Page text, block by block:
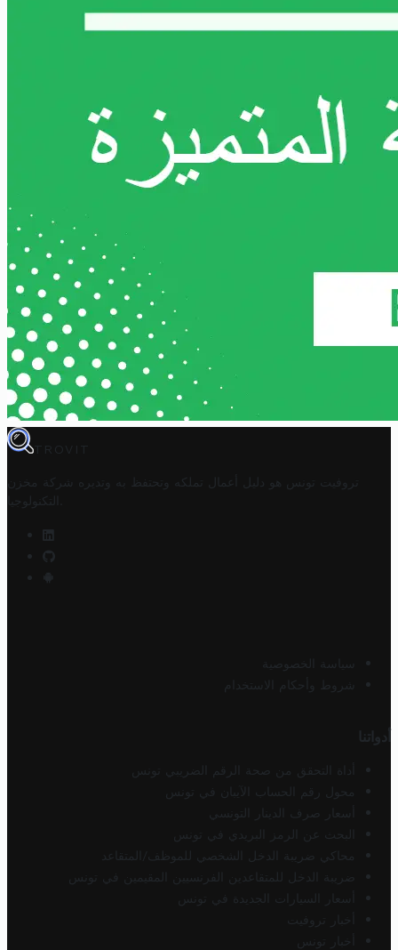
TROVIT
تروفيت تونس هو دليل أعمال تملكه وتحتفظ به وتديره
شركة مخزن
التكنولوجيا
سياسة الخصوصية
شروط وأحكام الاستخدام
أدواتنا
أداة التحقق من صحة الرقم الضريبي تونس
محول رقم الحساب الآيبان في تونس
أسعار صرف الدينار التونسي
البحث عن الرمز البريدي في تونس
محاكي ضريبة الدخل الشخصي للموظف/المتقاعد
ضريبة الدخل للمتقاعدين الفرنسيين المقيمين في تونس
أسعار السيارات الجديدة في تونس
أخبار تروفيت
أخبار تونس